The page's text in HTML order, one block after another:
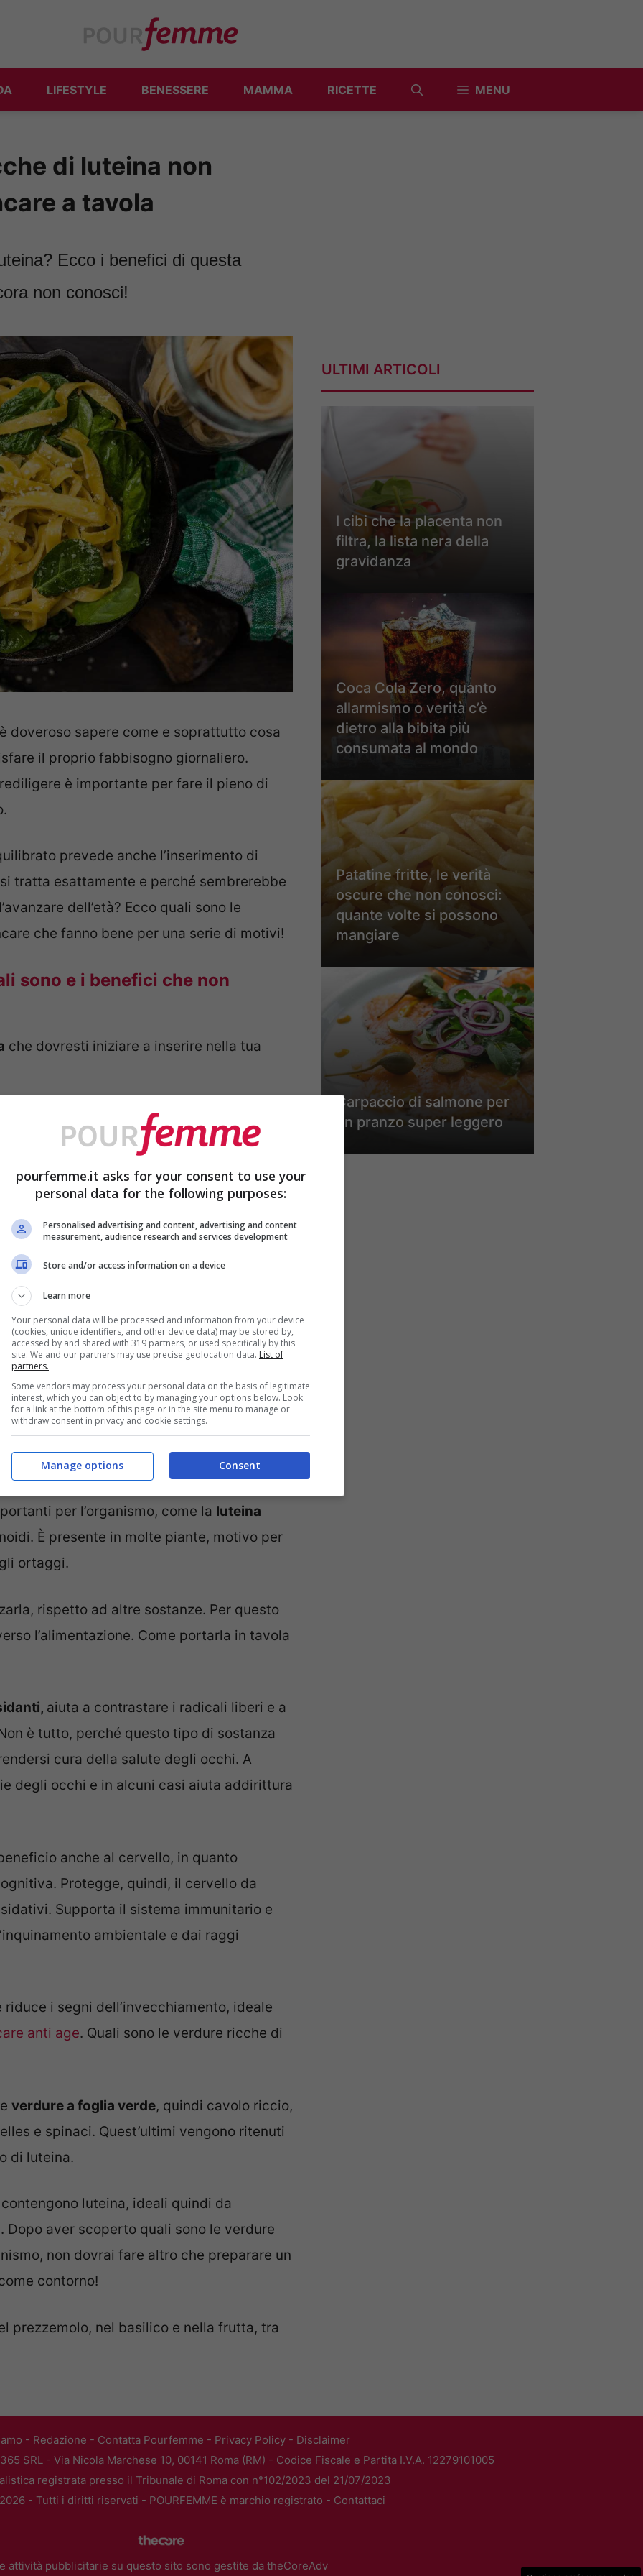
LIFESTYLE BENESSERE MAMMA RICETTE MENU
di luteina non
a tavola
Ecco i benefici di questa
non conosci!
è doveroso sapere come e soprattutto cosa
il proprio fabbisogno giornaliero.
è importante per fare il pieno di
prevede anche l’inserimento di
tratta esattamente e perché sembrerebbe
dell’età? Ecco quali sono le
che fanno bene per una serie di motivi!
sono e i benefici che non
che dovresti iniziare a inserire nella tua
conosci – Pourfemme.it
per l’organismo, come la luteina
È presente in molte piante, motivo per
ortaggi.
rispetto ad altre sostanze. Per questo
l’alimentazione. Come portarla in tavola
aiuta a contrastare i radicali liberi e a
è tutto, perché questo tipo di sostanza
cura della salute degli occhi. A
degli occhi e in alcuni casi aiuta addirittura
anche al cervello, in quanto
Protegge, quindi, il cervello da
Supporta il sistema immunitario e
ambientale e dai raggi
riduce i segni dell’invecchiamento, ideale
anti age. Quali sono le verdure ricche di
verdure a foglia verde, quindi cavolo riccio,
e spinaci. Quest’ultimi vengono ritenuti
di luteina.
luteina, ideali quindi da
aver scoperto quali sono le verdure
non dovrai fare altro che preparare un
contorno!
prezzemolo, nel basilico e nella frutta, tra
ULTIMI ARTICOLI
I cibi che la placenta non
filtra, la lista nera della
gravidanza
Coca Cola Zero, quanto
allarmismo o verità c’è
dietro alla bibita più
consumata al mondo
Patatine fritte, le verità
oscure che non conosci:
quante volte si possono
mangiare
Carpaccio di salmone per
un pranzo super leggero
- Redazione - Contatta Pourfemme - Privacy Policy- Disclaimer
SRL - Via Nicola Marchese 10, 00141 Roma (RM) - Codice Fiscale e Partita I.V.A. 12279101005
registrata presso il Tribunale di Roma con n°102/2023 del 21/07/2023
- Tutti i diritti riservati - POURFEMME è marchio registrato - Contattaci
attività pubblicitarie su questo sito sono gestite da theCoreAdv
pourfemme.it asks for your consent to use your
personal data for the following purposes:
Personalised advertising and content, advertising and content
measurement, audience research and services development
Store and/or access information on a device
Learn more
Your personal data will be processed and information from your device
(cookies, unique identifiers, and other device data) may be stored by,
accessed by and shared with 319 partners, or used specifically by this
site. We and our partners may use precise geolocation data. List of
partners.
Some vendors may process your personal data on the basis of legitimate
interest, which you can object to by managing your options below. Look
for a link at the bottom of this page or in the site menu to manage or
withdraw consent in privacy and cookie settings.
Consent
Manage options